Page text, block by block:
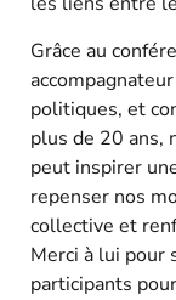
Grâce au
politiques, et
plus de 20 ans,
peut inspirer
repenser nos
collective et
Merci à lui pour
participants